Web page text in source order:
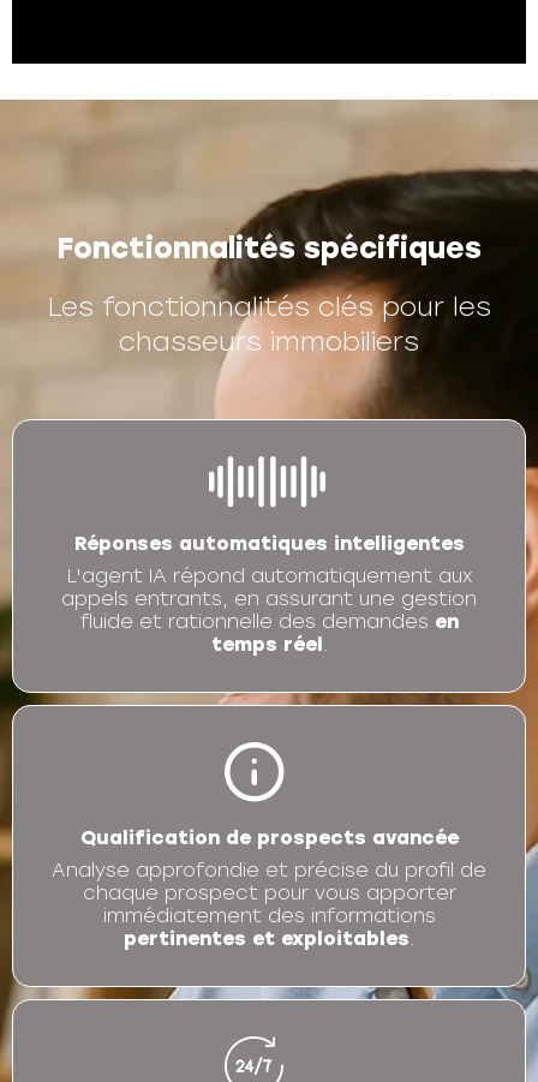
Fonctionnalités spécifiques
Les fonctionnalités clés pour les
chasseurs immobiliers
Réponses automatiques intelligentes
L'agent IA répond automatiquement aux
appels entrants, en assurant une gestion
fluide et rationnelle des demandes en
temps réel.
Qualification de prospects avancée
Analyse approfondie et précise du profil de
chaque prospect pour vous apporter
immédiatement des informations
pertinentes et exploitables.